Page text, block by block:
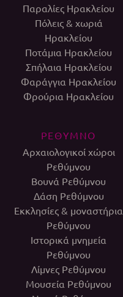
Παραλίες Ηρακλείου
Πόλεις & χωριά
Ηρακλείου
Ποτάμια Ηρακλείου
Σπήλαια Ηρακλείου
Φαράγγια Ηρακλείου
Φρούρια Ηρακλείου
ΡΕΘΥΜΝΟ
Αρχαιολογικοί χώροι
Ρεθύμνου
Βουνά Ρεθύμνου
Δάση Ρεθύμνου
Εκκλησίες & μοναστήρια
Ρεθύμνου
Ιστορικά μνημεία
Ρεθύμνου
Λίμνες Ρεθύμνου
Μουσεία Ρεθύμνου